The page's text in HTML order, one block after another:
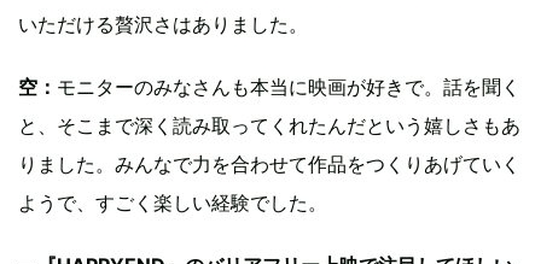
いただける贅沢さはありました。
空： モニターのみなさんも本当に映画が好きで。話を聞く
と、そこまで深く読み取ってくれたんだという嬉しさもあ
りました。みんなで力を合わせて作品をつくりあげていく
ようで、すごく楽しい経験でした。